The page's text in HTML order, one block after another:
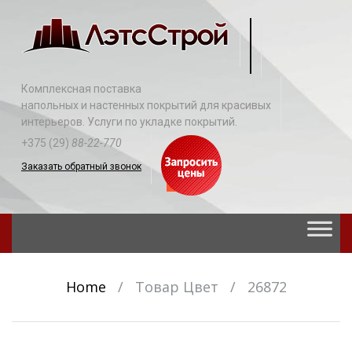
Комплексная поставка
напольных и настенных покрытий для красивых
интерьеров. Услуги по укладке покрытий.
+375 (29) 88-22-770
Заказать обратный звонок
content
Home / Товар Цвет / 26872